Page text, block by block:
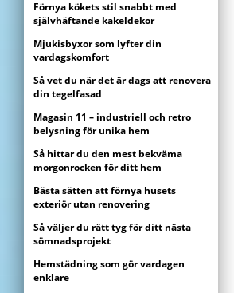
Förnya kökets stil snabbt med
självhäftande kakeldekor
Mjukisbyxor som lyfter din
vardagskomfort
Så vet du när det är dags att renovera
din tegelfasad
Magasin 11 – industriell och retro
belysning för unika hem
Så hittar du den mest bekväma
morgonrocken för ditt hem
Bästa sätten att förnya husets
exteriör utan renovering
Så väljer du rätt tyg för ditt nästa
sömnadsprojekt
Hemstädning som gör vardagen
enklare